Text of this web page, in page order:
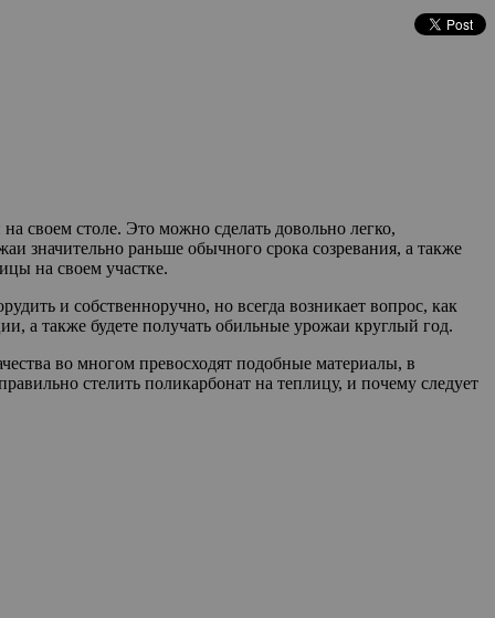
своем столе. Это можно сделать довольно легко,
значительно раньше обычного срока созревания, а также
на своем участке.
и собственноручно, но всегда возникает вопрос, как
а также будете получать обильные урожаи круглый год.
во многом превосходят подобные материалы, в
стелить поликарбонат на теплицу, и почему следует